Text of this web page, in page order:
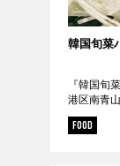
韓国旬菜
『韓国旬
港区南青
座線 外苑
日：日曜
FOOD